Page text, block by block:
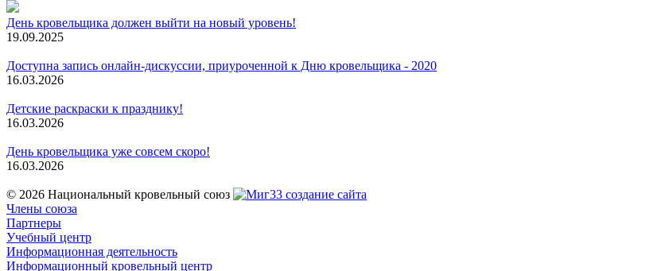
День кровельщика должен выйти на новый уровень!
19.09.2025
Доступна запись онлайн-дискуссии, приуроченной к Дню кровельщика - 2020
16.03.2026
Детские раскраски к празднику!
16.03.2026
День кровельщика уже совсем скоро!
16.03.2026
© 2026 Национальный кровельный союз
создание сайта
Члены союза
Партнеры
Учебный центр
Информационная деятельность
Информационный кровельный центр